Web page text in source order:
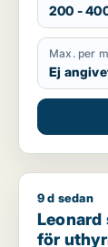
200 -
Max. per
Ej
Leonard
9 d sedan
Leonard
för